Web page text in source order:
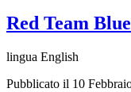
Red Team
lingua English
Pubblicato il 10